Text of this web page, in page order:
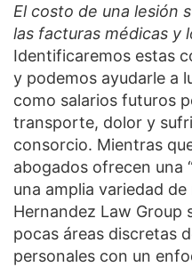
El costo de una lesión
las facturas médicas y
Identificaremos estas
y podemos ayudarle a
como salarios futuros
transporte, dolor y
consorcio. Mientras
abogados ofrecen una
una amplia variedad
Hernandez Law Group
pocas áreas discretas
personales con un